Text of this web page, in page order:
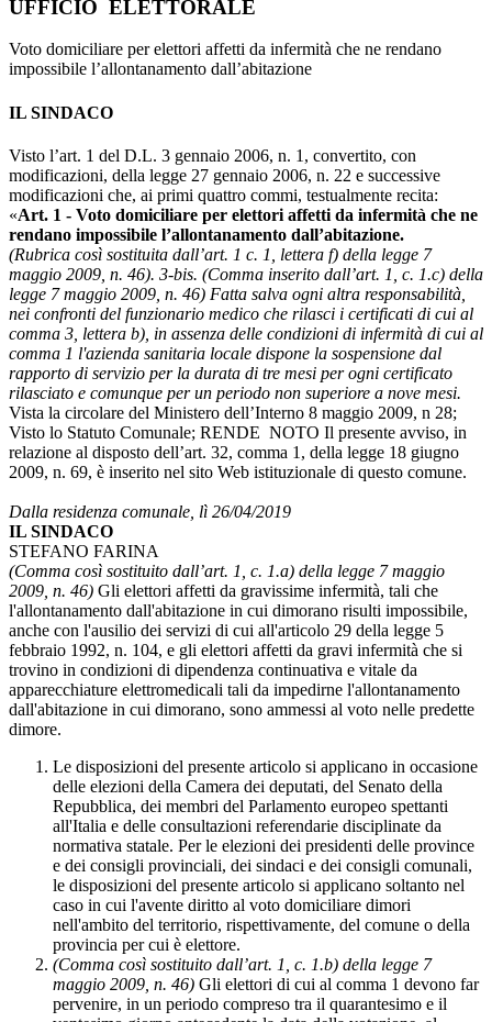
UFFICIO ELETTORALE
Voto domiciliare per elettori affetti da infermità che ne rendano
impossibile l’allontanamento dall’abitazione
IL SINDACO
Visto l’art. 1 del D.L. 3 gennaio 2006, n. 1, convertito, con
modificazioni, della legge 27 gennaio 2006, n. 22 e successive
modificazioni che, ai primi quattro commi, testualmente recita:
«Art. 1 - Voto domiciliare per elettori affetti da infermità che ne
rendano impossibile l’allontanamento dall’abitazione.
(Rubrica così sostituita dall’art. 1 c. 1, lettera f) della legge 7
maggio 2009, n. 46). 3-bis. (Comma inserito dall’art. 1, c. 1.c) della
legge 7 maggio 2009, n. 46) Fatta salva ogni altra responsabilità,
nei confronti del funzionario medico che rilasci i certificati di cui al
comma 3, lettera b), in assenza delle condizioni di infermità di cui al
comma 1 l'azienda sanitaria locale dispone la sospensione dal
rapporto di servizio per la durata di tre mesi per ogni certificato
rilasciato e comunque per un periodo non superiore a nove mesi.
Vista la circolare del Ministero dell’Interno 8 maggio 2009, n 28;
Visto lo Statuto Comunale; RENDE NOTO Il presente avviso, in
relazione al disposto dell’art. 32, comma 1, della legge 18 giugno
2009, n. 69, è inserito nel sito Web istituzionale di questo comune.
Dalla residenza comunale, lì 26/04/2019
IL SINDACO
STEFANO FARINA
(Comma così sostituito dall’art. 1, c. 1.a) della legge 7 maggio
2009, n. 46) Gli elettori affetti da gravissime infermità, tali che
l'allontanamento dall'abitazione in cui dimorano risulti impossibile,
anche con l'ausilio dei servizi di cui all'articolo 29 della legge 5
febbraio 1992, n. 104, e gli elettori affetti da gravi infermità che si
trovino in condizioni di dipendenza continuativa e vitale da
apparecchiature elettromedicali tali da impedirne l'allontanamento
dall'abitazione in cui dimorano, sono ammessi al voto nelle predette
dimore.
Le disposizioni del presente articolo si applicano in occasione
delle elezioni della Camera dei deputati, del Senato della
Repubblica, dei membri del Parlamento europeo spettanti
all'Italia e delle consultazioni referendarie disciplinate da
normativa statale. Per le elezioni dei presidenti delle province
e dei consigli provinciali, dei sindaci e dei consigli comunali,
le disposizioni del presente articolo si applicano soltanto nel
caso in cui l'avente diritto al voto domiciliare dimori
nell'ambito del territorio, rispettivamente, del comune o della
provincia per cui è elettore.
(Comma così sostituito dall’art. 1, c. 1.b) della legge 7
maggio 2009, n. 46) Gli elettori di cui al comma 1 devono far
pervenire, in un periodo compreso tra il quarantesimo e il